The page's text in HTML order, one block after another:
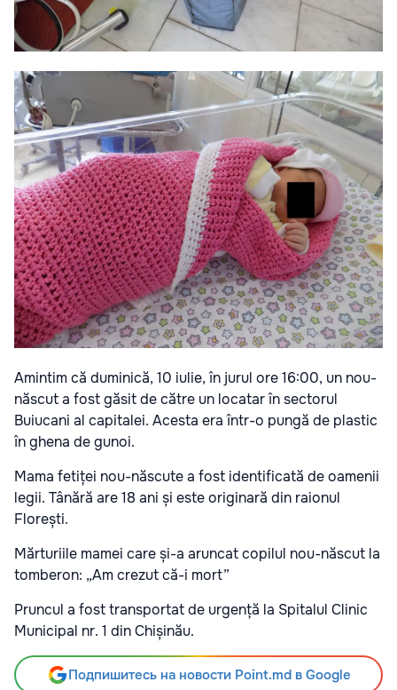
Amintim că duminică, 10 iulie, în jurul ore 16:00, un nou-
născut a fost găsit de către un locatar în sectorul
Buiucani al capitalei. Acesta era într-o pungă de plastic
în ghena de gunoi.
Mama fetiței nou-născute a fost identificată de oamenii
legii. Tânără are 18 ani și este originară din raionul
Florești.
Mărturiile mamei care și-a aruncat copilul nou-născut la
tomberon: „Am crezut că-i mort”
Pruncul a fost transportat de urgență la Spitalul Clinic
Municipal nr. 1 din Chișinău.
Подпишитесь на новости Point.md в Google